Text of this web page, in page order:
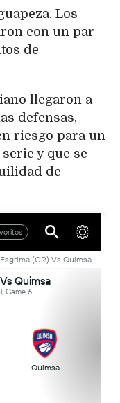
Los
con un par
de
llegaron a
defensas,
riesgo para un
y que se
de